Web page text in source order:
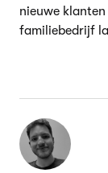
nieuwe
familiebedrijf